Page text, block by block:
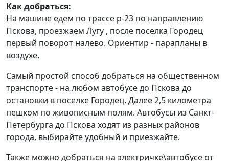
Как добраться:
На машине едем по трассе p-23 по направлению
Пскова, проезжаем Лугу , после поселка Городец
первый поворот налево. Ориентир - парапланы в
воздухе.
Самый простой способ добраться на общественном
транспорте - на любом автобусе до Пскова до
остановки в поселке Городец. Далее 2,5 километра
пешком по живописным полям. Автобусы из Санкт-
Петербурга до Пскова ходят из разных районов
города, выбирайте удобный и приезжайте.
Также можно добраться на электричке\автобусе от